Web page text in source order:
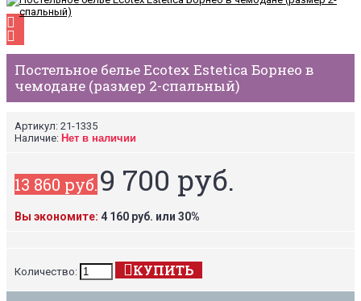
Постельное белье Ecotex Estetica Борнео в
чемодане (размер 2-спальный)
Артикул: 21-1335
Наличие: Нет в наличии
13 860 руб.9 700 руб.
Вы экономите: 4 160 руб. или 30%
Количество: КУПИТЬ